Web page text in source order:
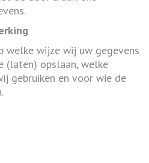
welke wijze wij uw gegevens
(laten) opslaan, welke
gebruiken en voor wie de